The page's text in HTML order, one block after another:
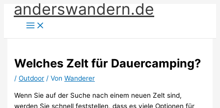
Zum
Inhalt
springen
anderswandern.de
Welches Zelt für Dauercamping?
/Outdoor / VonWanderer
Wenn Sie auf der Suche nach einem neuen Zelt sind,
werden Sie schnell feststellen, dass es viele Optionen für